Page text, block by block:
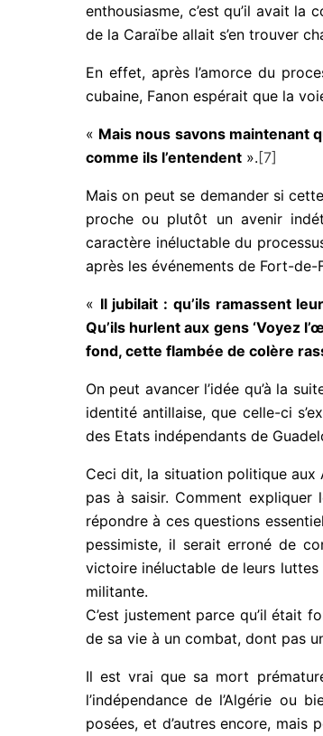
enthousiasme, c’est qu’il avait la
de la Caraïbe allait s’en trouver
En effet, après l’amorce du
cubaine, Fanon espérait que la
« Mais nous savons maintenant
comme ils l’entendent ».[7]
Mais on peut se demander si
proche ou plutôt un avenir
caractère inéluctable du
après les événements de Fort-
« Il jubilait : qu’ils ramassent
Qu’ils hurlent aux gens ‘Voyez
fond, cette flambée de colère
On peut avancer l’idée qu’à la
identité antillaise, que celle-ci
des Etats indépendants de
Ceci dit, la situation politique aux
pas à saisir. Comment
répondre à ces questions
pessimiste, il serait erroné de
victoire inéluctable de leurs luttes
militante.
C’est justement parce qu’il était
de sa vie à un combat, dont pas
Il est vrai que sa mort
l’indépendance de l’Algérie ou
posées, et d’autres encore, mais